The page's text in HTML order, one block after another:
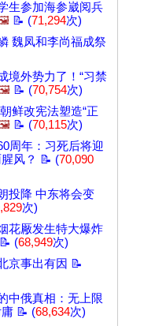
生参加海参崴阅兵
📝 (71,294次)
魏凤和李尚福成祭
境外势力了！“习禁
📝 (70,754次)
鲜改宪法塑造“正
📝 (70,115次)
周年：习死后将迎
风？ 📝 (70,090
投降 中东将会变
次)
花厰发生特大爆炸
📝 (68,949次)
京事出有因 📝
中俄真相：无上限
📝 (68,634次)